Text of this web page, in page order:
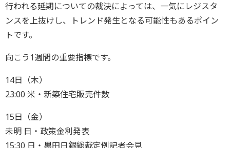
行われる延期についての裁決によっては、一気にレジスタ
ンスを上抜けし、トレンド発生となる可能性もあるポイン
トです。
向こう1週間の重要指標です。
14日（木）
23:00 米・新築住宅販売件数
15日（金）
未明 日・政策金利発表
15:30 日・黒田日銀総裁定例記者会見